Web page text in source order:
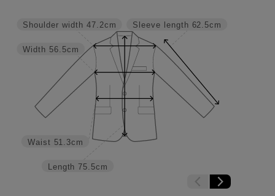
Sleeve length 62.5cm
Length 75.5cm
Waist 51.3cm
Width 56.5cm
Shoulder width 47.2cm